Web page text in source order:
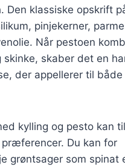
Den klassiske opskrift
pinjekerner,
Når pestoen
skinke, skaber det en
der appellerer til
kylling og pesto kan
Du kan for
grøntsager som spinat